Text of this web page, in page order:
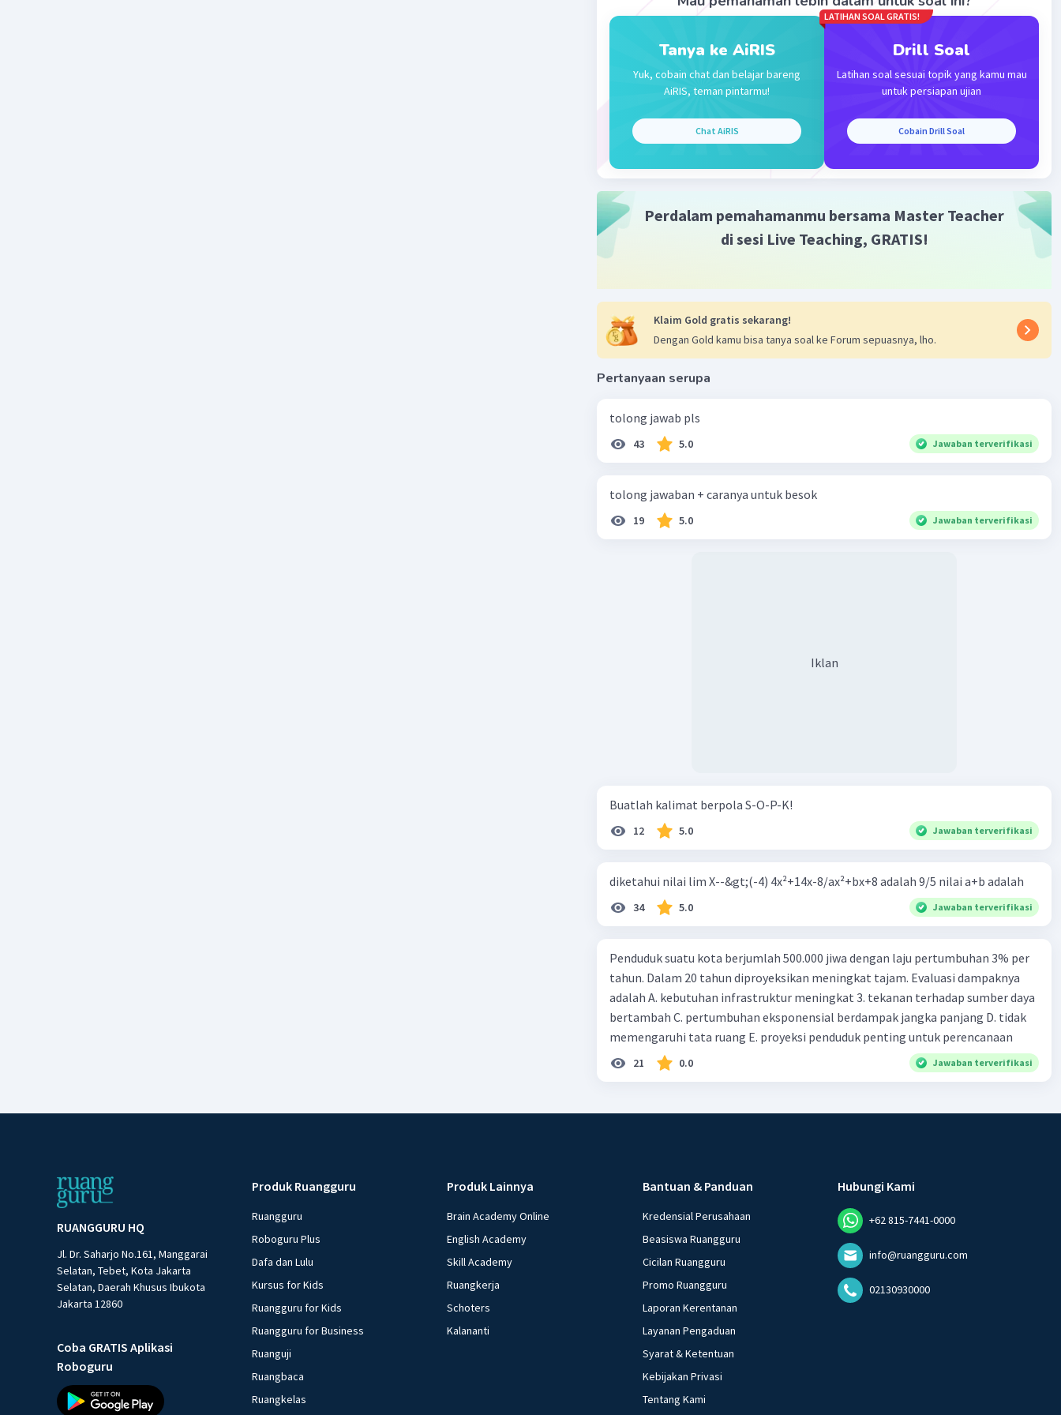
Tanya ke AiRIS
Yuk, cobain chat dan belajar bareng
AiRIS, teman pintarmu!
Chat AiRIS
LATIHAN SOAL GRATIS!
Drill Soal
Latihan soal sesuai topik yang kamu mau
untuk persiapan ujian
Cobain Drill Soal
Perdalam pemahamanmu bersama Master Teacher
di sesi Live Teaching, GRATIS!
Klaim Gold gratis sekarang!
Dengan Gold kamu bisa tanya soal ke Forum sepuasnya, lho.
Pertanyaan serupa
tolong jawab pls
43 5.0 Jawaban terverifikasi
tolong jawaban + caranya untuk besok
19 5.0 Jawaban terverifikasi
Iklan
Buatlah kalimat berpola S-O-P-K!
12 5.0 Jawaban terverifikasi
diketahui nilai lim X--&gt;(-4) 4x²+14x-8/ax²+bx+8 adalah 9/5 nilai a+b adalah
34 5.0 Jawaban terverifikasi
Penduduk suatu kota berjumlah 500.000 jiwa dengan laju pertumbuhan 3% per
tahun. Dalam 20 tahun diproyeksikan meningkat tajam. Evaluasi dampaknya
adalah A. kebutuhan infrastruktur meningkat 3. tekanan terhadap sumber daya
bertambah C. pertumbuhan eksponensial berdampak jangka panjang D. tidak
memengaruhi tata ruang E. proyeksi penduduk penting untuk perencanaan
21 0.0 Jawaban terverifikasi
RUANGGURU HQ
Jl. Dr. Saharjo No.161, Manggarai
Selatan, Tebet, Kota Jakarta
Selatan, Daerah Khusus Ibukota
Jakarta 12860
Coba GRATIS Aplikasi
Roboguru
Produk Ruangguru
Ruangguru
Roboguru Plus
Dafa dan Lulu
Kursus for Kids
Ruangguru for Kids
Ruangguru for Business
Ruanguji
Ruangbaca
Ruangkelas
Produk Lainnya
Brain Academy Online
English Academy
Skill Academy
Ruangkerja
Schoters
Kalananti
Bantuan & Panduan
Kredensial Perusahaan
Beasiswa Ruangguru
Cicilan Ruangguru
Promo Ruangguru
Laporan Kerentanan
Layanan Pengaduan
Syarat & Ketentuan
Kebijakan Privasi
Tentang Kami
Hubungi Kami
+62 815-7441-0000
info@ruangguru.com
02130930000